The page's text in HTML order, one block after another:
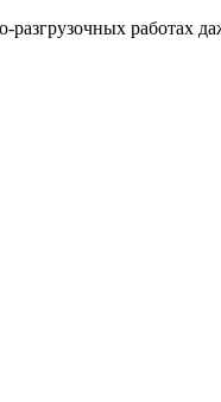
разгрузочных работах